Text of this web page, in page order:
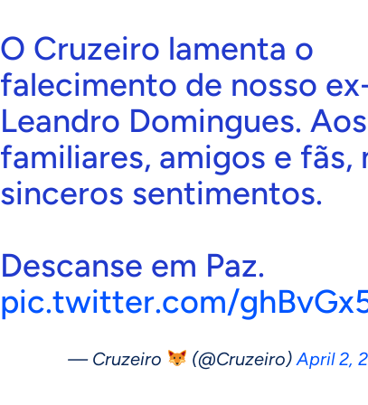
O Cruzeiro lamenta o
falecimento de nosso
Leandro Domingues. Aos
familiares, amigos e fãs,
sinceros sentimentos.
Descanse em Paz.
pic.twitter.com/
— Cruzeiro (@Cruzeiro)April 2,